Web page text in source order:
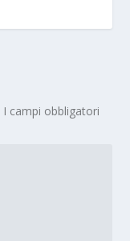
I campi obbligatori